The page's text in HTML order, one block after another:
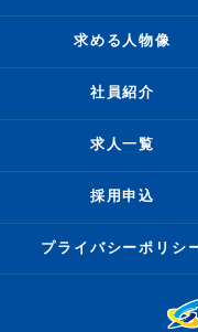
求める人物像
社員紹介
求人一覧
採用申込
プライバシーポリシ